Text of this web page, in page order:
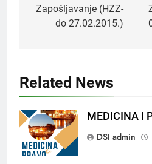
Zapošljavanje (HZZ-
do 27.02.2015.)
Related News
MEDICINA I
DSI admin